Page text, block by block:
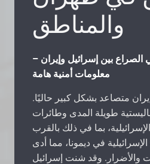
والمناطق
بين إسرائيل وإيران –
معلومات أمنية هامة
متصاعد بشكل كبير حاليًا.
طويلة المدى وطائرات
بما في ذلك بالقرب
في ديمونا، مما أدى
والأضرار. وقد شنت إسرائيل